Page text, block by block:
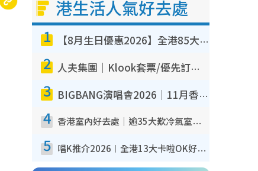
港生活人氣好去處
1 【8月生日優惠2026】全港85大食買玩著數攻略 自助餐/火鍋放題同行免費＋誠品/DONKI送現金券
2 人夫集團｜Klook套票/優先訂票/公開發售搶飛攻略！附票價.購票連結.場地座位表
3 BIGBANG演唱會2026｜11月香港啟德開3場！實名制VIP申請、優先購票攻略
4 香港室內好去處｜逾35大歎冷氣室內好去處推介 室內活動免費避雨無懼落雨
5 唱K推介2026︱全港13大卡啦OK好去處！最平$36起 日文K都有！(附地址+收費詳情)